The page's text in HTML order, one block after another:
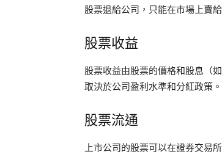
股票退給公司，只能在市場上賣
股票收益
股票收益由股票的價格和股息（
取決於公司盈利水準和分紅政策
股票流通
上市公司的股票可以在證券交易